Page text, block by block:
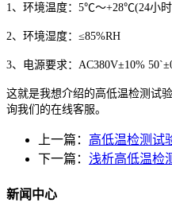
1、环境温度：5℃～+28℃(24小
2、环境湿度：≤85%RH
3、电源要求：AC380V±10%
这就是我想介绍的高低温检测试
询我们的在线客服。
上一篇： 高低温检测试
下一篇： 浅析高低温检
新闻中心